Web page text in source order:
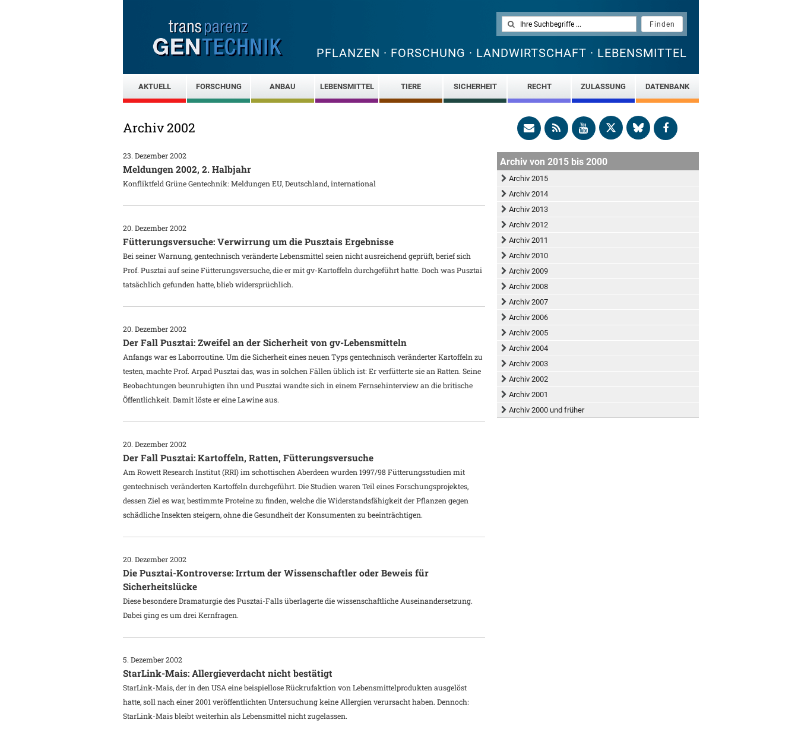
PFLANZEN · FORSCHUNG · LANDWIRTSCHAFT · LEBENSMITTEL
AKTUELL FORSCHUNG ANBAU LEBENSMITTEL TIERE SICHERHEIT RECHT ZULASSUNG DATENBANK
Archiv 2002
23. Dezember 2002
Meldungen 2002, 2. Halbjahr
Konfliktfeld Grüne Gentechnik: Meldungen EU, Deutschland, international
20. Dezember 2002
Fütterungsversuche: Verwirrung um die Pusztais Ergebnisse
Bei seiner Warnung, gentechnisch veränderte Lebensmittel seien nicht ausreichend geprüft, berief sich
Prof. Pusztai auf seine Fütterungsversuche, die er mit gv-Kartoffeln durchgeführt hatte. Doch was Pusztai
tatsächlich gefunden hatte, blieb widersprüchlich.
20. Dezember 2002
Der Fall Pusztai: Zweifel an der Sicherheit von gv-Lebensmitteln
Anfangs war es Laborroutine. Um die Sicherheit eines neuen Typs gentechnisch veränderter Kartoffeln zu
testen, machte Prof. Arpad Pusztai das, was in solchen Fällen üblich ist: Er verfütterte sie an Ratten. Seine
Beobachtungen beunruhigten ihn und Pusztai wandte sich in einem Fernsehinterview an die britische
Öffentlichkeit. Damit löste er eine Lawine aus.
20. Dezember 2002
Der Fall Pusztai: Kartoffeln, Ratten, Fütterungsversuche
Am Rowett Research Institut (RRI) im schottischen Aberdeen wurden 1997/98 Fütterungsstudien mit
gentechnisch veränderten Kartoffeln durchgeführt. Die Studien waren Teil eines Forschungsprojektes,
dessen Ziel es war, bestimmte Proteine zu finden, welche die Widerstandsfähigkeit der Pflanzen gegen
schädliche Insekten steigern, ohne die Gesundheit der Konsumenten zu beeinträchtigen.
20. Dezember 2002
Die Pusztai-Kontroverse: Irrtum der Wissenschaftler oder Beweis für
Sicherheitslücke
Diese besondere Dramaturgie des Pusztai-Falls überlagerte die wissenschaftliche Auseinandersetzung.
Dabei ging es um drei Kernfragen.
5. Dezember 2002
StarLink-Mais: Allergieverdacht nicht bestätigt
StarLink-Mais, der in den USA eine beispiellose Rückrufaktion von Lebensmittelprodukten ausgelöst
hatte, soll nach einer 2001 veröffentlichten Untersuchung keine Allergien verursacht haben. Dennoch:
StarLink-Mais bleibt weiterhin als Lebensmittel nicht zugelassen.
Archiv von 2015 bis 2000
Archiv 2015
Archiv 2014
Archiv 2013
Archiv 2012
Archiv 2011
Archiv 2010
Archiv 2009
Archiv 2008
Archiv 2007
Archiv 2006
Archiv 2005
Archiv 2004
Archiv 2003
Archiv 2002
Archiv 2001
Archiv 2000 und früher